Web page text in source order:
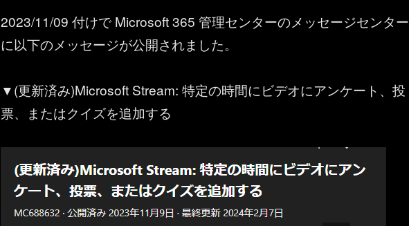
2023/11/09 付けで Microsoft 365 管理センターのメッセージセンター
に以下のメッセージが公開されました。
▼(更新済み)Microsoft Stream: 特定の時間にビデオにアンケート、投
票、またはクイズを追加する